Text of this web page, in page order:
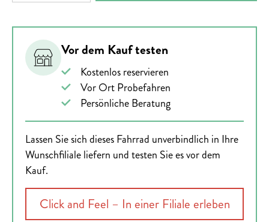
Vor dem Kauf testen
Kostenlos reservieren
Vor Ort Probefahren
Persönliche Beratung
Lassen Sie sich dieses Fahrrad unverbindlich in Ihre
Wunschfiliale liefern und testen Sie es vor dem
Kauf.
Click and Feel – In einer Filiale erleben